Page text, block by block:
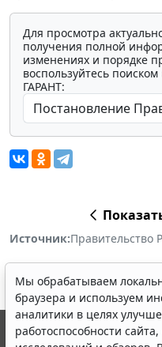
Для просмотра
получения полной
изменениях и порядке
воспользуйтесь
ГАРАНТ:
Источник:Правительство
Мы обрабатываем
браузера и используем
аналитики в целях
работоспособности
© ООО "НПП "ГАРАНТ-